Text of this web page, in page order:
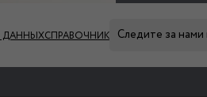
ДАННЫХСПРАВОЧНИК Следите за нами